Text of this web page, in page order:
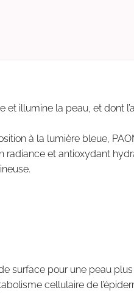
illumine la peau, et dont
à la lumière bleue,
radiance et antioxydant
surface pour une peau
cellulaire de